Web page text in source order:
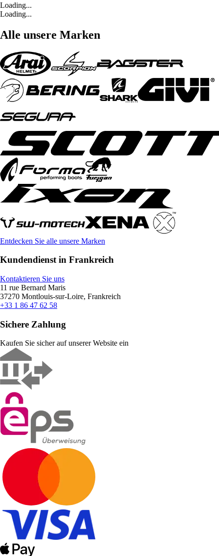
Loading...
Loading...
Alle unsere Marken
Entdecken Sie alle unsere Marken
Kundendienst in Frankreich
Kontaktieren Sie uns
11 rue Bernard Maris
37270 Montlouis-sur-Loire, Frankreich
+33 1 86 47 62 58
Sichere Zahlung
Kaufen Sie sicher auf unserer Website ein